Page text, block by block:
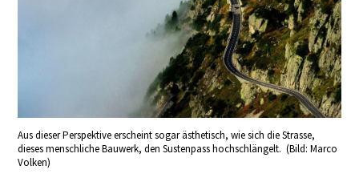
Aus dieser Perspektive erscheint sogar ästhetisch, wie sich die Strasse,
dieses menschliche Bauwerk, den Sustenpass hochschlängelt. (Bild: Marco
Volken)